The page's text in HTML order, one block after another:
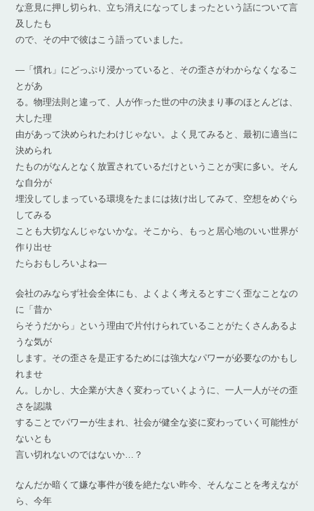
な意見に押し切られ、立ち消えになってしまったという話について言
及したも
ので、その中で彼はこう語っていました。
―「慣れ」にどっぷり浸かっていると、その歪さがわからなくなるこ
とがあ
る。物理法則と違って、人が作った世の中の決まり事のほとんどは、
大した理
由があって決められたわけじゃない。よく見てみると、最初に適当に
決められ
たものがなんとなく放置されているだけということが実に多い。そん
な自分が
埋没してしまっている環境をたまには抜け出してみて、空想をめぐら
してみる
ことも大切なんじゃないかな。そこから、もっと居心地のいい世界が
作り出せ
たらおもしろいよね―
会社のみならず社会全体にも、よくよく考えるとすごく歪なことなの
に「昔か
らそうだから」という理由で片付けられていることがたくさんあるよ
うな気が
します。その歪さを是正するためには強大なパワーが必要なのかもし
れませ
ん。しかし、大企業が大きく変わっていくように、一人一人がその歪
さを認識
することでパワーが生まれ、社会が健全な姿に変わっていく可能性が
ないとも
言い切れないのではないか…？
なんだか暗くて嫌な事件が後を絶たない昨今、そんなことを考えなが
ら、今年